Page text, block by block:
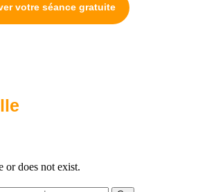
votre séance gratuite